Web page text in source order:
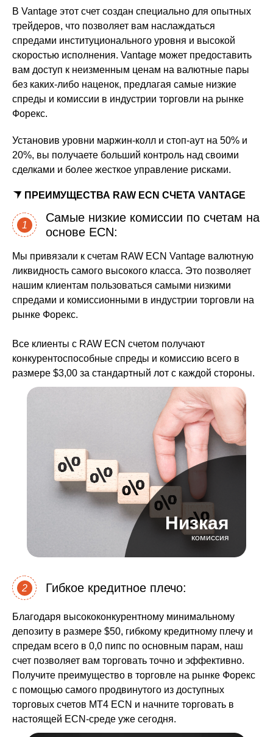
В Vantage этот счет создан специально для опытных
трейдеров, что позволяет вам наслаждаться
спредами институционального уровня и высокой
скоростью исполнения. Vantage может предоставить
вам доступ к неизменным ценам на валютные пары
без каких-либо наценок, предлагая самые низкие
спреды и комиссии в индустрии торговли на рынке
Форекс.
Установив уровни маржин-колл и стоп-аут на 50% и
20%, вы получаете больший контроль над своими
сделками и более жесткое управление рисками.
ПРЕИМУЩЕСТВА RAW ECN СЧЕТА VANTAGE
1
Самые низкие комиссии по счетам на
основе ECN:
Мы привязали к счетам RAW ECN Vantage валютную
ликвидность самого высокого класса. Это позволяет
нашим клиентам пользоваться самыми низкими
спредами и комиссионными в индустрии торговли на
рынке Форекс.
Все клиенты с RAW ECN счетом получают
конкурентоспособные спреды и комиссию всего в
размере $3,00 за стандартный лот с каждой стороны.
Низкая
комиссия
2 Гибкое кредитное плечо:
Благодаря высококонкурентному минимальному
депозиту в размере $50, гибкому кредитному плечу и
спредам всего в 0,0 пипс по основным парам, наш
счет позволяет вам торговать точно и эффективно.
Получите преимущество в торговле на рынке Форекс
с помощью самого продвинутого из доступных
торговых счетов MT4 ECN и начните торговать в
настоящей ECN-среде уже сегодня.